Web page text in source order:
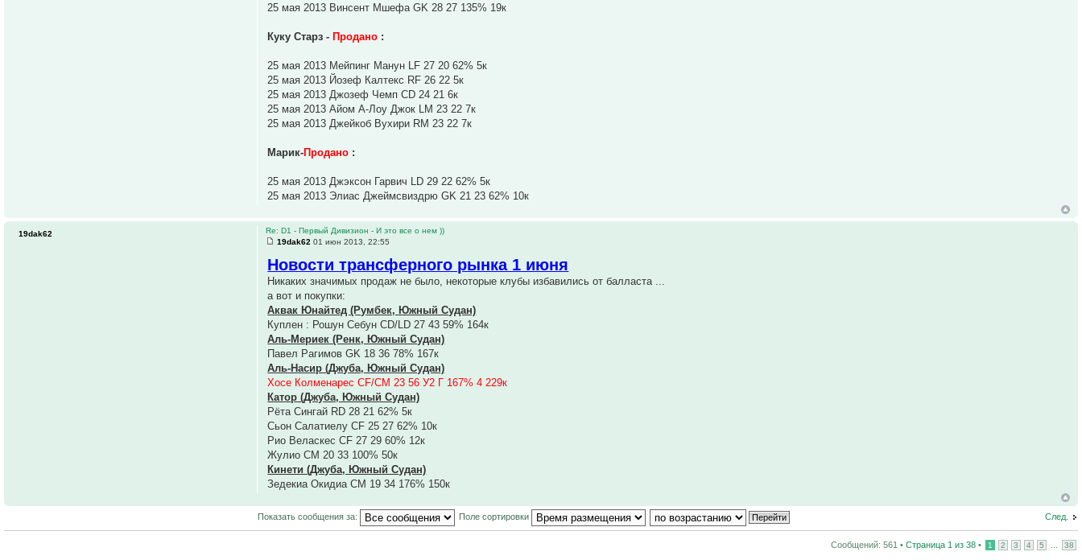
25 мая 2013 Винсент Мшефа GK 28 27 135% 19к
Куку Старз -Продано :
25 мая 2013 Мейпинг Манун LF 27 20 62% 5к
25 мая 2013 Йозеф Калтекс RF 26 22 5к
25 мая 2013 Джозеф Чемп CD 24 21 6к
25 мая 2013 Айом А-Лоу Джок LM 23 22 7к
25 мая 2013 Джейкоб Вухири RM 23 22 7к
Марик-Продано :
25 мая 2013 Джэксон Гарвич LD 29 22 62% 5к
25 мая 2013 Элиас Джеймсвиздрю GK 21 23 62% 10к
Re: D1 - Первый Дивизион - И это все о нем ))
19dak62 01 июн 2013, 22:55
Новости трансферного рынка 1 июня
Никаких значимых продаж не было, некоторые клубы избавились от балласта ...
а вот и покупки:
Аквак Юнайтед (Румбек, Южный Судан)
Куплен : Рошун Себун CD/LD 27 43 59% 164к
Аль-Мериек (Ренк, Южный Судан)
Павел Рагимов GK 18 36 78% 167к
Аль-Насир (Джуба, Южный Судан)
Хосе Колменарес CF/CM 23 56 У2 Г 167% 4 229к
Катор (Джуба, Южный Судан)
Рёта Сингай RD 28 21 62% 5к
Сьон Салатиелу CF 25 27 62% 10к
Рио Веласкес CF 27 29 60% 12к
Жулио CM 20 33 100% 50к
Кинети (Джуба, Южный Судан)
Зедекиа Окидиа CM 19 34 176% 150к
19dak62
След.
Показать сообщения за: Поле сортировки
Сообщений: 561 • Страница 1 из 38 • 1 2 3 4 5 38